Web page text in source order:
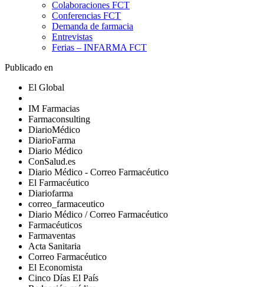
Colaboraciones FCT
Conferencias FCT
Demanda de farmacia
Entrevistas
Ferias – INFARMA FCT
Publicado en
El Global
IM Farmacias
Farmaconsulting
DiarioMédico
DiarioFarma
Diario Médico
ConSalud.es
Diario Médico - Correo Farmacéutico
El Farmacéutico
Diariofarma
correo_farmaceutico
Diario Médico / Correo Farmacéutico
Farmacéuticos
Farmaventas
Acta Sanitaria
Correo Farmacéutico
El Economista
Cinco Días El País